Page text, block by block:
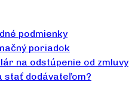
podmienky
poriadok
na odstúpenie od zmluvy
stať dodávateľom?